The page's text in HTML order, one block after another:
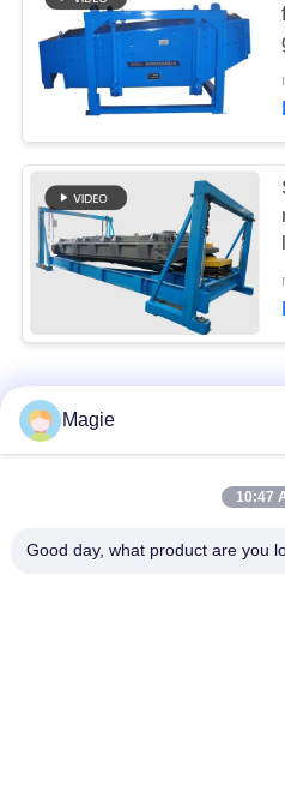
Catégories
Magie
10:47
Good day, what product are you